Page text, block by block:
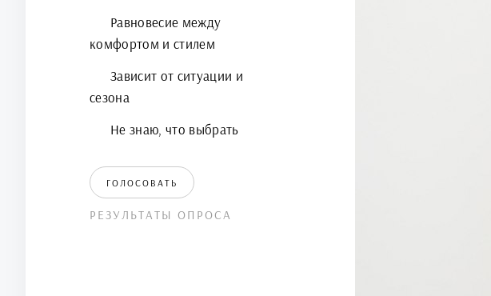
Равновесие между
комфортом и стилем
Зависит от ситуации и
сезона
Не знаю, что выбрать
ГОЛОСОВАТЬ
РЕЗУЛЬТАТЫ ОПРОСА